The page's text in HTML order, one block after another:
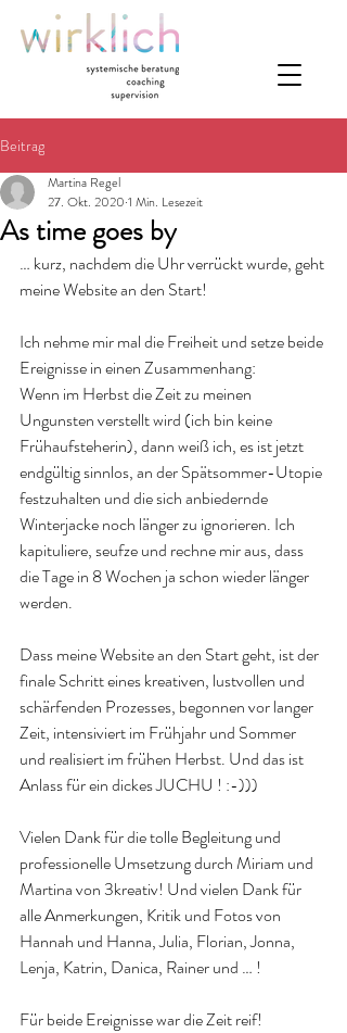
Beitrag
As time goes by
Martina Regel
27. Okt. 2020 1 Min. Lesezeit
… kurz, nachdem die Uhr verrückt wurde, geht
meine Website an den Start!
Ich nehme mir mal die Freiheit und setze beide
Ereignisse in einen Zusammenhang:
Wenn im Herbst die Zeit zu meinen
Ungunsten verstellt wird (ich bin keine
Frühaufsteherin), dann weiß ich, es ist jetzt
endgültig sinnlos, an der Spätsommer-Utopie
festzuhalten und die sich anbiedernde
Winterjacke noch länger zu ignorieren. Ich
kapituliere, seufze und rechne mir aus, dass
die Tage in 8 Wochen ja schon wieder länger
werden.
Dass meine Website an den Start geht, ist der
finale Schritt eines kreativen, lustvollen und
schärfenden Prozesses, begonnen vor langer
Zeit, intensiviert im Frühjahr und Sommer
und realisiert im frühen Herbst. Und das ist
Anlass für ein dickes JUCHU ! :-)))
Vielen Dank für die tolle Begleitung und
professionelle Umsetzung durch Miriam und
Martina von 3kreativ! Und vielen Dank für
alle Anmerkungen, Kritik und Fotos von
Hannah und Hanna, Julia, Florian, Jonna,
Lenja, Katrin, Danica, Rainer und … !
Für beide Ereignisse war die Zeit reif!